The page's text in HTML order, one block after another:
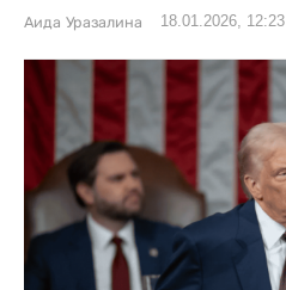
Аида Уразалина 18.01.2026, 12:23